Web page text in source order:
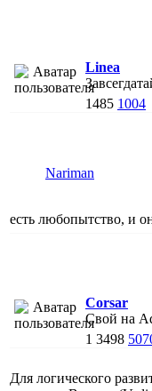
Linea
1485 1004
Nariman
есть любопытство, и
Corsar
Свой на
1 3498
Для логического